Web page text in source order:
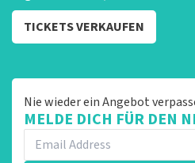
TICKETS VERKAUFEN
Nie wieder ein Angebot
MELDE DICH FÜR DEN